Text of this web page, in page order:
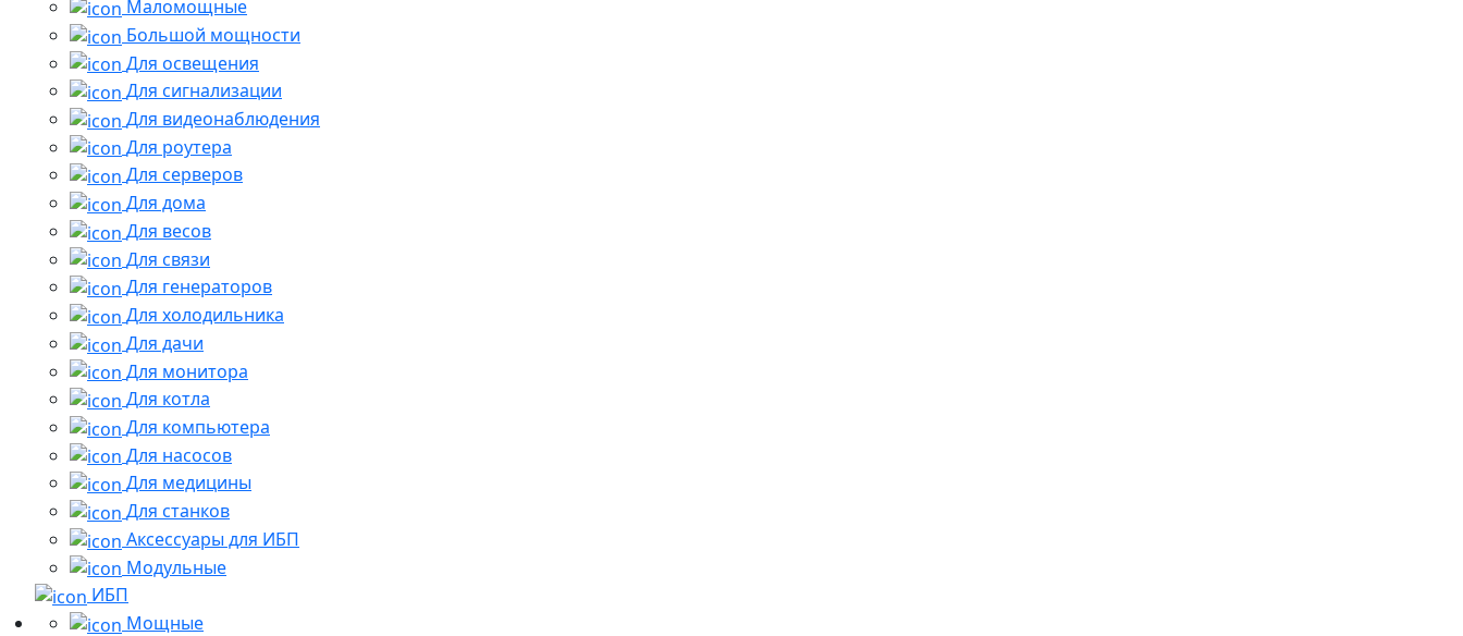
Маломощные
Большой мощности
Для освещения
Для сигнализации
Для видеонаблюдения
Для роутера
Для серверов
Для дома
Для весов
Для связи
Для генераторов
Для холодильника
Для дачи
Для монитора
Для котла
Для компьютера
Для насосов
Для медицины
Для станков
Аксессуары для ИБП
Модульные
ИБП
Мощные